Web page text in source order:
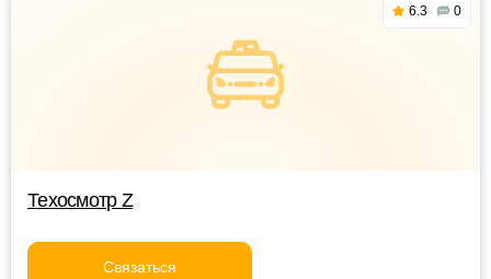
6.3 0
Техосмотр Z
Связаться